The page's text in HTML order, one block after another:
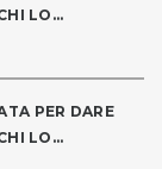
LO...
PER DARE
LO...